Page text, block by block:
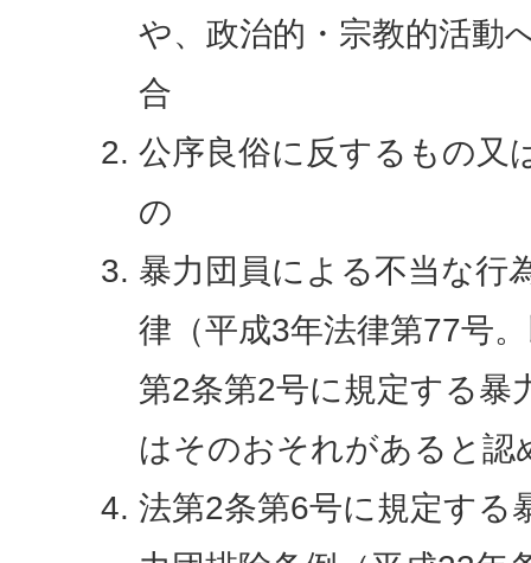
や、政治的・宗教的活動
合
公序良俗に反するもの又
の
暴力団員による不当な行
律（平成3年法律第77号
第2条第2号に規定する暴
はそのおそれがあると認
法第2条第6号に規定する